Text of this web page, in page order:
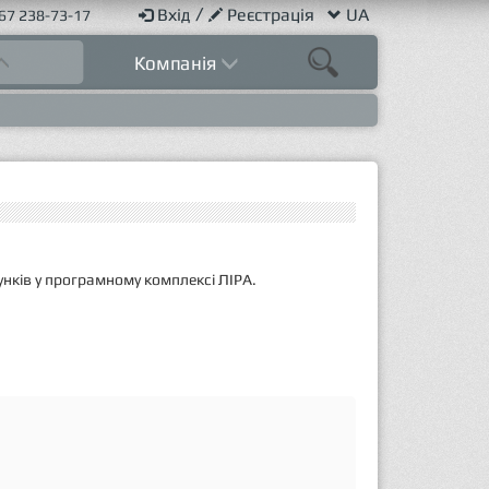
238-73-17 Вхід/ Реєстрація UA
Компанія
у програмному комплексі ЛІРА.